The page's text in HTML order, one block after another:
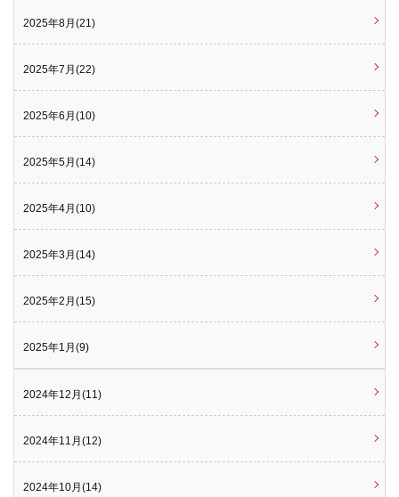
2025年8月(21)
2025年7月(22)
2025年6月(10)
2025年5月(14)
2025年4月(10)
2025年3月(14)
2025年2月(15)
2025年1月(9)
2024年12月(11)
2024年11月(12)
2024年10月(14)